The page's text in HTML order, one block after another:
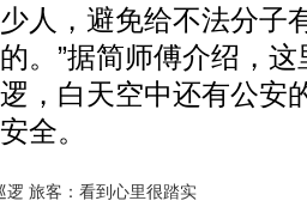
人，避免给不法分子
。”据简师傅介绍，
，白天空中还有公安
全。
逻 旅客：看到心里很踏实